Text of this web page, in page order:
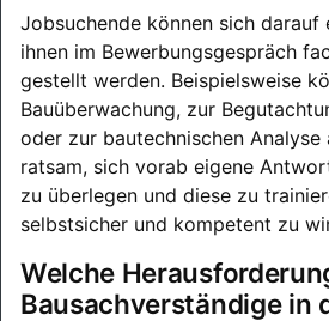
Jobsuchende können sich darauf
ihnen im Bewerbungsgespräch
gestellt werden. Beispielsweise
Bauüberwachung, zur
oder zur bautechnischen Analyse
ratsam, sich vorab eigene
zu überlegen und diese zu
selbstsicher und kompetent zu
Welche
Bausachverständige in